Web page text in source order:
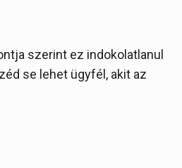
szerint ez indokolatlanul
se lehet ügyfél, akit az